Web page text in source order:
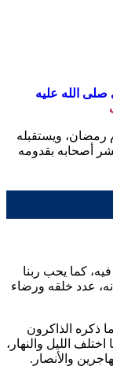
صلى الله عليه
رمضان، ويستقبله
أصحابه بقدومه
كما يحب ربنا
عدد خلقه ورضاء
ذكره الذاكرون
الليل والنهار،
والأنصار.